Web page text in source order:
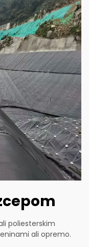
poliesterskim
ali opremo.